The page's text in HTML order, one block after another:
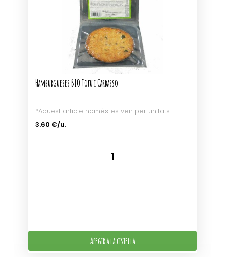
Hamburgueses BIO Tofu i Carbasso
*Aquest article només es ven per unitats
3.60 €/u.
Afegir a la cistella